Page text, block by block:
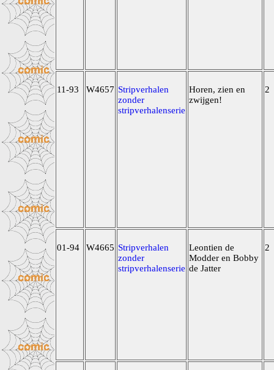
11-93 W4657 Stripverhalen
zonder
stripverhalenserie
Horen, zien en
zwijgen!
2
01-94 W4665 Stripverhalen
zonder
stripverhalenserie
Leontien de
Modder en Bobby
de Jatter
2